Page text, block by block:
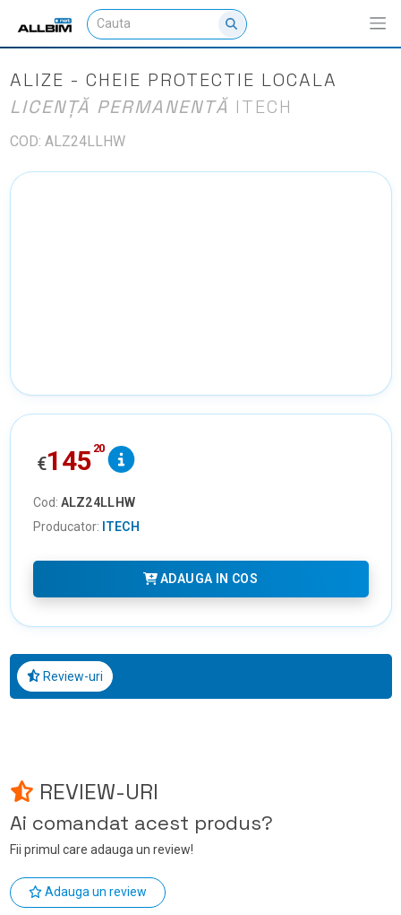
ALIZE - CHEIE PROTECTIE LOCALA
LICENȚĂ PERMANENTĂ ITECH
COD: ALZ24LLHW
€145 20
Cod: ALZ24LLHW
Producator: ITECH
ADAUGA IN COS
Review-uri
REVIEW-URI
Ai comandat acest produs?
Fii primul care adauga un review!
Adauga un review